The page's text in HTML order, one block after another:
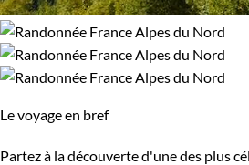
Le voyage en bref
Partez à la découverte d'une des plus